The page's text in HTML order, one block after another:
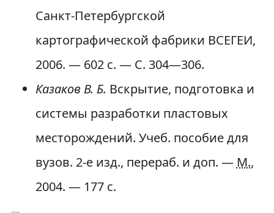
Санкт-Петербургской
картографической фабрики ВСЕГЕИ,
2006. — 602 с. — С. 304—306.
Казаков В. Б. Вскрытие, подготовка и
системы разработки пластовых
месторождений. Учеб. пособие для
вузов. 2-е изд., перераб. и доп. — М.,
2004. — 177 с.